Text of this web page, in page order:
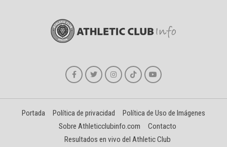
Portada Política de privacidad
Política de Uso de Imágenes
Sobre Athleticclubinfo.com
Contacto
Resultados en vivo del Athletic Club